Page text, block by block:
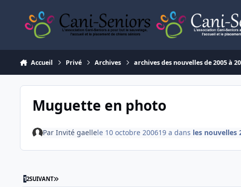
Accueil Privé Archives archives des nouvelles de 2005 à
Muguette en photo
Par Invité gaellele 10 octobre 200619 a dans les nouvelles
12SUIVANT DERNIÈRE PAGE